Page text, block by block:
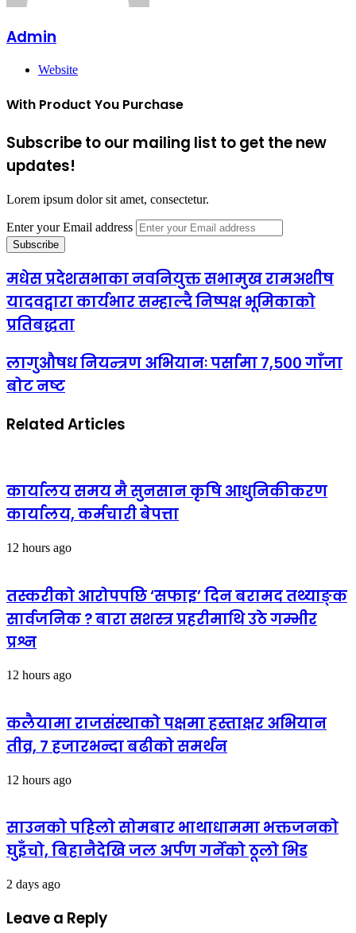
Admin
Website
With Product You Purchase
Subscribe to our mailing list to get the new
updates!
Lorem ipsum dolor sit amet, consectetur.
Enter your Email address
मधेस प्रदेशसभाका नवनियुक्त सभामुख रामअशीष
यादवद्वारा कार्यभार सम्हाल्दै निष्पक्ष भूमिकाको
प्रतिबद्धता
लागुऔषध नियन्त्रण अभियानः पर्सामा ७,५०० गाँजा
बोट नष्ट
Related Articles
कार्यालय समय मै सुनसान कृषि आधुनिकीकरण
कार्यालय, कर्मचारी बेपत्ता
12 hours ago
तस्करीको आरोपपछि ‘सफाइ’ दिन बरामद तथ्याङ्क
सार्वजनिक ? बारा सशस्त्र प्रहरीमाथि उठे गम्भीर
प्रश्न
12 hours ago
कलैयामा राजसंस्थाको पक्षमा हस्ताक्षर अभियान
तीव्र, ७ हजारभन्दा बढीको समर्थन
12 hours ago
साउनको पहिलो सोमबार भाथाधाममा भक्तजनको
घुइँचो, बिहानैदेखि जल अर्पण गर्नेको ठूलो भिड
2 days ago
Leave a Reply